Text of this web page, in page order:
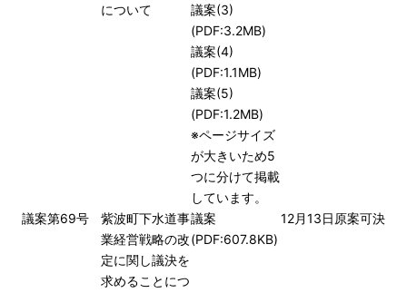
について
議案(3)
(PDF:3.2MB)
議案(4)
(PDF:1.1MB)
議案(5)
(PDF:1.2MB)
※ページサイズ
が大きいため5
つに分けて掲載
しています。
議案第69号
紫波町下水道事
業経営戦略の改
定に関し議決を
求めることにつ
議案
(PDF:607.8KB)
12月13日 原案可決